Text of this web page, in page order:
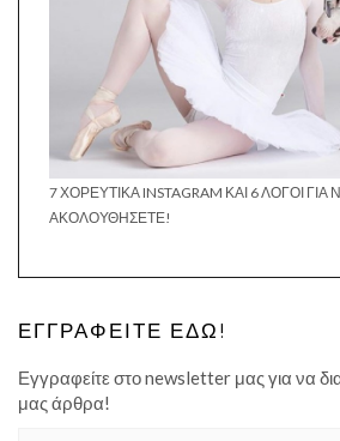
7 ΧΟΡΕΥΤΙΚΆ INSTAGRAM ΚΑΙ 6 ΛΌΓΟΙ ΓΙΑ
ΑΚΟΛΟΥΘΉΣΕΤΕ!
ΕΓΓΡΑΦΕΊΤΕ ΕΔΏ!
Εγγραφείτε στο newsletter μας για να
μας άρθρα!